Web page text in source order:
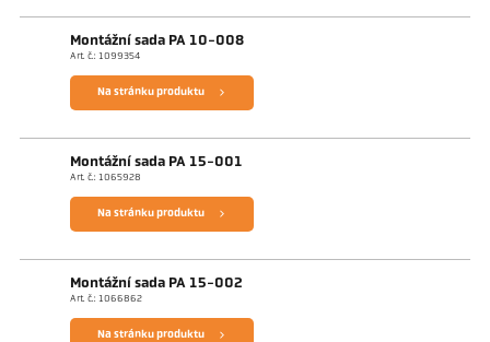
Montážní sada PA 10-008
Art. č.: 1099354
Na stránku produktu
Montážní sada PA 15-001
Art. č.: 1065928
Na stránku produktu
Montážní sada PA 15-002
Art. č.: 1066862
Na stránku produktu